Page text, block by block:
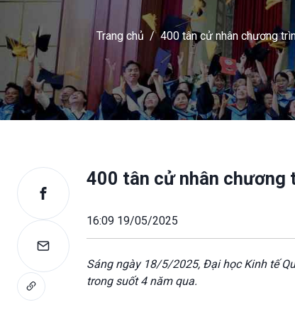
Trang chủ / 400 tân cử nhân chương
400 tân cử nhân chương
16:09 19/05/2025
Sáng ngày 18/5/2025, Đại học Kinh tế
trong suốt 4 năm qua.